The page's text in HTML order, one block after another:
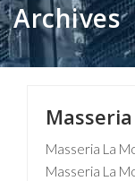
Archives
Masseria La
Masseria La